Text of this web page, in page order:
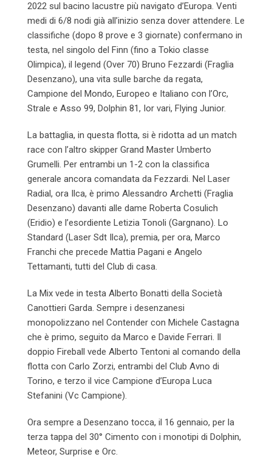
2022 sul bacino lacustre più navigato d’Europa. Venti
medi di 6/8 nodi già all’inizio senza dover attendere. Le
classifiche (dopo 8 prove e 3 giornate) confermano in
testa, nel singolo del Finn (fino a Tokio classe
Olimpica), il legend (Over 70) Bruno Fezzardi (Fraglia
Desenzano), una vita sulle barche da regata,
Campione del Mondo, Europeo e Italiano con l’Orc,
Strale e Asso 99, Dolphin 81, Ior vari, Flying Junior.
La battaglia, in questa flotta, si è ridotta ad un match
race con l’altro skipper Grand Master Umberto
Grumelli. Per entrambi un 1-2 con la classifica
generale ancora comandata da Fezzardi. Nel Laser
Radial, ora Ilca, è primo Alessandro Archetti (Fraglia
Desenzano) davanti alle dame Roberta Cosulich
(Eridio) e l’esordiente Letizia Tonoli (Gargnano). Lo
Standard (Laser Sdt Ilca), premia, per ora, Marco
Franchi che precede Mattia Pagani e Angelo
Tettamanti, tutti del Club di casa.
La Mix vede in testa Alberto Bonatti della Società
Canottieri Garda. Sempre i desenzanesi
monopolizzano nel Contender con Michele Castagna
che è primo, seguito da Marco e Davide Ferrari. Il
doppio Fireball vede Alberto Tentoni al comando della
flotta con Carlo Zorzi, entrambi del Club Avno di
Torino, e terzo il vice Campione d’Europa Luca
Stefanini (Vc Campione).
Ora sempre a Desenzano tocca, il 16 gennaio, per la
terza tappa del 30° Cimento con i monotipi di Dolphin,
Meteor, Surprise e Orc.